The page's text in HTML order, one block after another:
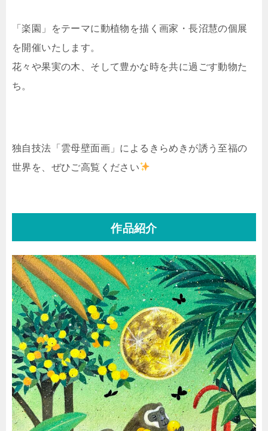
「楽園」をテーマに動植物を描く画家・長沼慧の個展
を開催いたします。
花々や果実の木、そして豊かな時を共に過ごす動物た
ち。
独自技法「雲母壁面画」によるきらめきが誘う至福の
世界を、ぜひご高覧ください
作品紹介